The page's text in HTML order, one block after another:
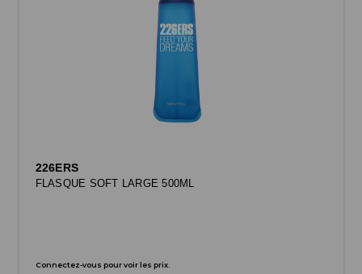
226ERS
FLASQUE SOFT LARGE 500ML
Connectez-vous pour voir les prix.